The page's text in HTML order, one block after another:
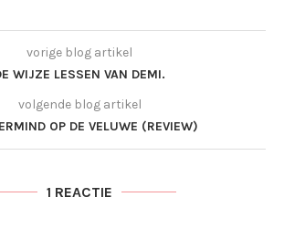
vorige blog artikel
WIJZE LESSEN VAN DEMI.
volgende blog artikel
OP DE VELUWE (REVIEW)
1 REACTIE